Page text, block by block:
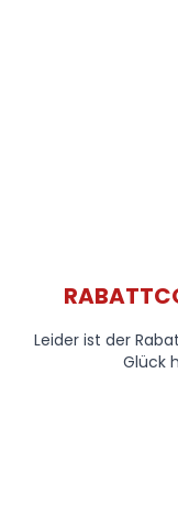
Leider ist der
Glück